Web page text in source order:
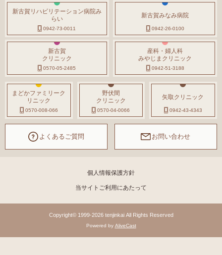
新古賀リハビリテーション病院み
らい
0942-73-0011
新古賀みなみ病院
0942-26-0100
新古賀
クリニック
0570-05-2485
産科・婦人科
みやじまクリニック
0942-51-3188
まどかファミリーク
リニック
0570-008-066
野伏間
クリニック
0570-04-0066
矢取クリニック
0942-43-4343
よくあるご質問 お問い合わせ
個人情報保護方針
当サイトご利用にあたって
Copyright© 1999-2026 tenjinkai All Rights Reserved
Powered by AliveCast